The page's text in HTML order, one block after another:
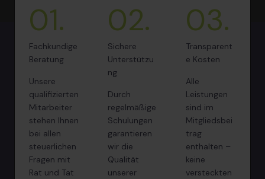
01.
Fachkundige
Beratung
Unsere
qualifizierten
Mitarbeiter
stehen Ihnen
bei allen
steuerlichen
Fragen mit
Rat und Tat
02.
Sichere
Unterstützu
ng
Durch
regelmäßige
Schulungen
garantieren
wir die
Qualität
unserer
03.
Transparent
e Kosten
Alle
Leistungen
sind im
Mitgliedsbei
trag
enthalten –
keine
versteckten